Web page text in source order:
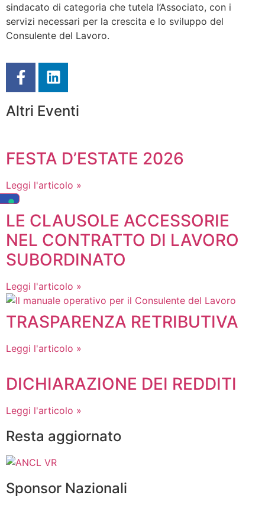
sindacato di categoria che tutela l’Associato, con i
servizi necessari per la crescita e lo sviluppo del
Consulente del Lavoro.
Altri Eventi
FESTA D’ESTATE 2026
Leggi l'articolo »
LE CLAUSOLE ACCESSORIE
NEL CONTRATTO DI LAVORO
SUBORDINATO
Leggi l'articolo »
TRASPARENZA RETRIBUTIVA
Leggi l'articolo »
DICHIARAZIONE DEI REDDITI
Leggi l'articolo »
Resta aggiornato
Sponsor Nazionali